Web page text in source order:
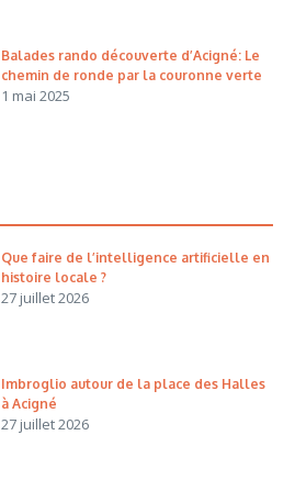
Balades rando découverte d’Acigné: Le
chemin de ronde par la couronne verte
1 mai 2025
Que faire de l’intelligence artificielle en
histoire locale ?
27 juillet 2026
Imbroglio autour de la place des Halles
à Acigné
27 juillet 2026